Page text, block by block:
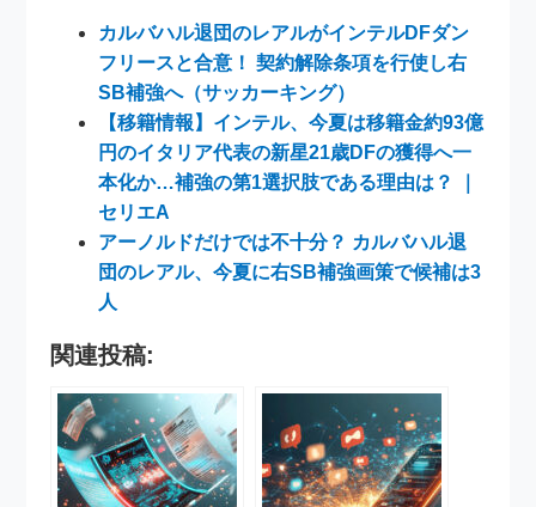
カルバハル退団のレアルがインテルDFダン
フリースと合意！ 契約解除条項を行使し右
SB補強へ（サッカーキング）
【移籍情報】インテル、今夏は移籍金約93億
円のイタリア代表の新星21歳DFの獲得へ一
本化か…補強の第1選択肢である理由は？ ｜
セリエA
アーノルドだけでは不十分？ カルバハル退
団のレアル、今夏に右SB補強画策で候補は3
人
関連投稿: